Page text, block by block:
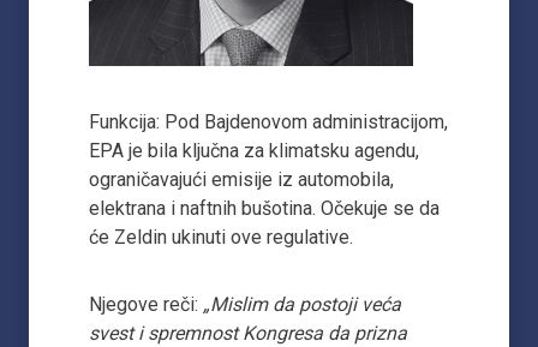
Funkcija: Pod Bajdenovom administracijom,
EPA je bila ključna za klimatsku agendu,
ograničavajući emisije iz automobila,
elektrana i naftnih bušotina. Očekuje se da
će Zeldin ukinuti ove regulative.
Njegove reči: „Mislim da postoji veća
svest i spremnost Kongresa da prizna